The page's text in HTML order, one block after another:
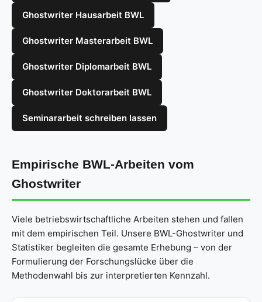
Ghostwriter Hausarbeit BWL
Ghostwriter Masterarbeit BWL
Ghostwriter Diplomarbeit BWL
Ghostwriter Doktorarbeit BWL
Seminararbeit schreiben lassen
Empirische BWL-Arbeiten vom
Ghostwriter
Viele betriebswirtschaftliche Arbeiten stehen und fallen
mit dem empirischen Teil. Unsere BWL-Ghostwriter und
Statistiker begleiten die gesamte Erhebung – von der
Formulierung der Forschungslücke über die
Methodenwahl bis zur interpretierten Kennzahl.